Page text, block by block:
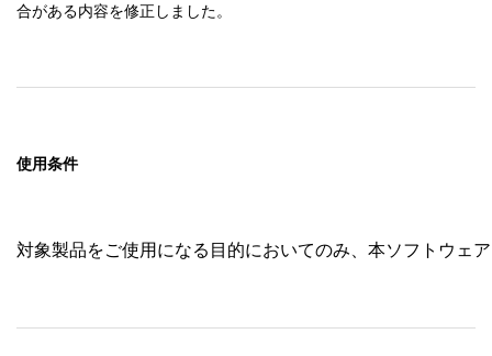
合がある内容を修正しました。
使用条件
対象製品をご使用になる目的においてのみ、本ソフトウェ